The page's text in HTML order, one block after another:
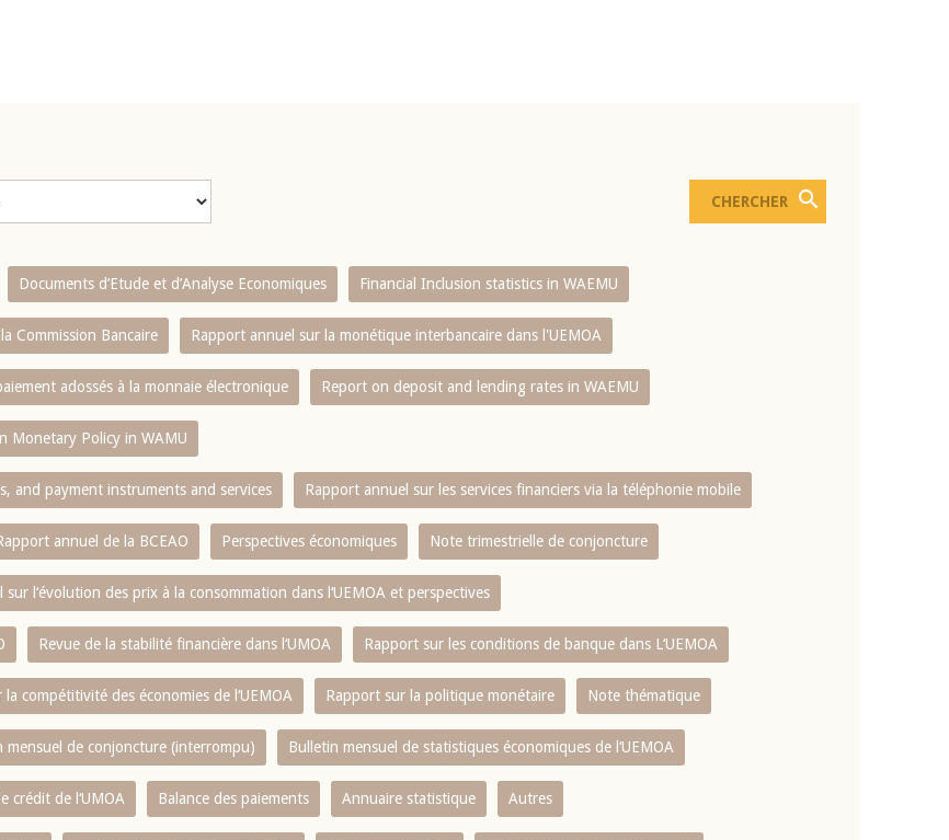
Documents d’Etude et d’Analyse Economiques Financial Inclusion statistics in WAEMU
Commission Bancaire Rapport annuel sur la monétique interbancaire dans l'UEMOA
adossés à la monnaie électronique Report on deposit and lending rates in WAEMU
Monetary Policy in WAMU
and payment instruments and services Rapport annuel sur les services financiers via la téléphonie mobile
annuel de la BCEAO Perspectives économiques Note trimestrielle de conjoncture
l‘évolution des prix à la consommation dans l‘UEMOA et perspectives
Revue de la stabilité financière dans l‘UMOA Rapport sur les conditions de banque dans L‘UEMOA
compétitivité des économies de l‘UEMOA Rapport sur la politique monétaire Note thématique
mensuel de conjoncture (interrompu) Bulletin mensuel de statistiques économiques de l‘UEMOA
crédit de l‘UMOA Balance des paiements Annuaire statistique Autres